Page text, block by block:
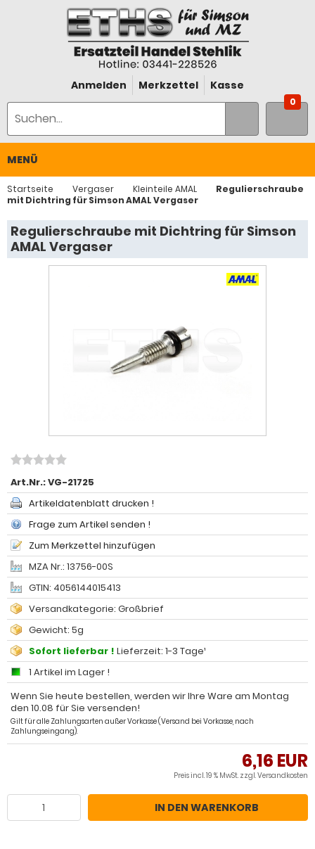
Anmelden Merkzettel Kasse
0
MENÜ
Startseite Vergaser Kleinteile AMAL
Regulierschraube
mit Dichtring für Simson AMAL Vergaser
Regulierschraube mit Dichtring für Simson
AMAL Vergaser
Art.Nr.:VG-21725
Artikeldatenblatt drucken !
Frage zum Artikel senden !
Zum Merkzettel hinzufügen
MZA Nr.: 13756-00S
GTIN: 4056144015413
Versandkategorie: Großbrief
Gewicht: 5g
Sofort lieferbar ! Lieferzeit: 1-3 Tage¹
1 Artikel im Lager !
Wenn Sie heute bestellen, werden wir Ihre Ware am Montag
den 10.08 für Sie versenden!
Gilt für alle Zahlungsarten außer Vorkasse (Versand bei Vorkasse, nach
Zahlungseingang).
6,16 EUR
Preis incl. 19 % MwSt. zzgl.Versandkosten
IN DEN WARENKORB